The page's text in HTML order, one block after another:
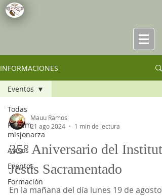
INFORMACIONES
Todas
Piórem
misjonarza
Avisos
Eventos
Formación
Eventos
Mauu Ramos
21 ago 2024
1 min de lectura
35° Aniversario del Instituto
Jesús Sacramentado
En la mañana del día lunes 19 de agosto